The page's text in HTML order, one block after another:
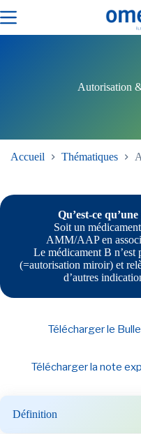
au
Autorisation
Accueil Thématiques
Qu’est-ce
Soit un
AMM/AAP en
Le médicament B
(=autorisation miroir) et
d’autres
Télécharger le
Télécharger la note
Définition